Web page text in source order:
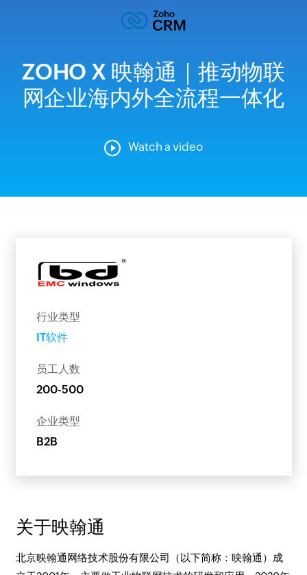
ZOHO X 映翰通｜推动物联
网企业海内外全流程一体化
Watch a video
行业类型
IT软件
员工人数
200-500
企业类型
B2B
关于映翰通
北京映翰通网络技术股份有限公司（以下简称：映翰通）成